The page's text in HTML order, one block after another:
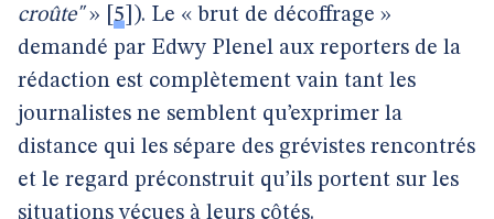
croûte"» 5 ). Le « brut de décoffrage »
demandé par Edwy Plenel aux reporters de la
rédaction est complètement vain tant les
journalistes ne semblent qu’exprimer la
distance qui les sépare des grévistes rencontrés
et le regard préconstruit qu’ils portent sur les
situations vécues à leurs côtés.